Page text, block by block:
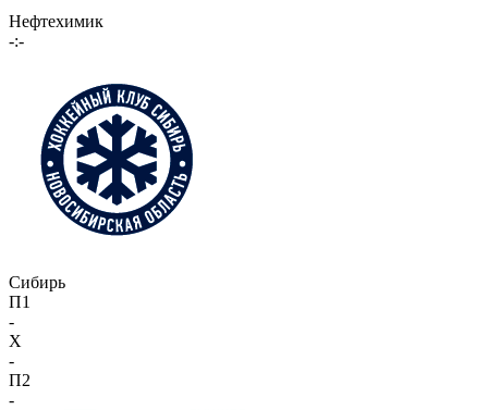
Нефтехимик
-:-
Сибирь
П1
-
X
-
П2
-